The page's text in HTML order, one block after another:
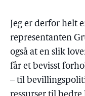
Jeg er derfor helt
representanten
også at en slik
får et bevisst
– til